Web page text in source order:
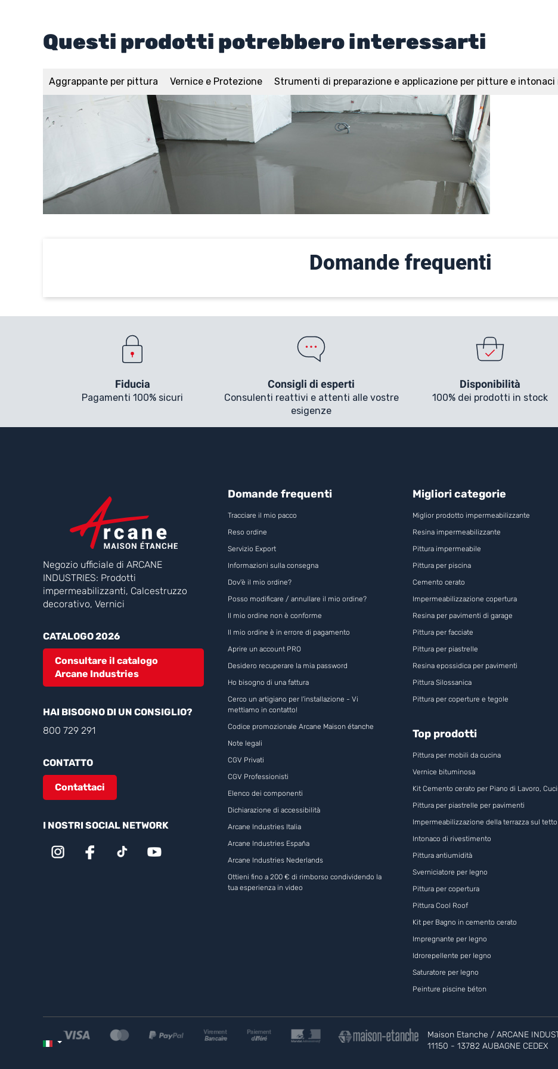
Questi prodotti potrebbero interessarti
Aggrappante per pittura Vernice e Protezione Strumenti di preparazione e applicazione per pitture e intonaci
Domande frequenti
Fiducia
Pagamenti 100% sicuri
Consigli di esperti
Consulenti reattivi e attenti alle vostre
esigenze
Disponibilità
100% dei prodotti in stock
Negozio ufficiale di ARCANE
INDUSTRIES: Prodotti
impermeabilizzanti, Calcestruzzo
decorativo, Vernici
CATALOGO 2026
Consultare il catalogo
Arcane Industries
HAI BISOGNO DI UN CONSIGLIO?
800 729 291
CONTATTO
Contattaci
I NOSTRI SOCIAL NETWORK
Domande frequenti
Tracciare il mio pacco
Reso ordine
Servizio Export
Informazioni sulla consegna
Dov'è il mio ordine?
Posso modificare / annullare il mio ordine?
Il mio ordine non è conforme
Il mio ordine è in errore di pagamento
Aprire un account PRO
Desidero recuperare la mia password
Ho bisogno di una fattura
Cerco un artigiano per l'installazione - Vi
mettiamo in contatto!
Codice promozionale Arcane Maison étanche
Note legali
CGV Privati
CGV Professionisti
Elenco dei componenti
Dichiarazione di accessibilità
Arcane Industries Italia
Arcane Industries España
Arcane Industries Nederlands
Ottieni fino a 200 € di rimborso condividendo la
tua esperienza in video
Migliori categorie
Miglior prodotto impermeabilizzante
Resina impermeabilizzante
Pittura impermeabile
Pittura per piscina
Cemento cerato
Impermeabilizzazione copertura
Resina per pavimenti di garage
Pittura per facciate
Pittura per piastrelle
Resina epossidica per pavimenti
Pittura Silossanica
Pittura per coperture e tegole
Top prodotti
Pittura per mobili da cucina
Vernice bituminosa
Kit Cemento cerato per Piano di Lavoro,
Pittura per piastrelle per pavimenti
Impermeabilizzazione della terrazza sul tetto
Intonaco di rivestimento
Pittura antiumidità
Sverniciatore per legno
Pittura per copertura
Pittura Cool Roof
Kit per Bagno in cemento cerato
Impregnante per legno
Idrorepellente per legno
Saturatore per legno
Peinture piscine béton
Maison Etanche / ARCANE
11150 - 13782 AUBAGNE CEDEX